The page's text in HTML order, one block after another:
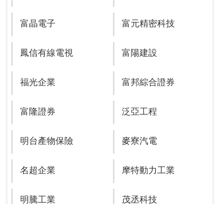
富晶電子 富元精密科技
鳳信有線電視 富陽建設
福光企業 富邦綜合證券
富隆證券 泛亞工程
明台產物保險 麥寮汽電
名超企業 摩特動力工業
明騰工業 茂丞科技